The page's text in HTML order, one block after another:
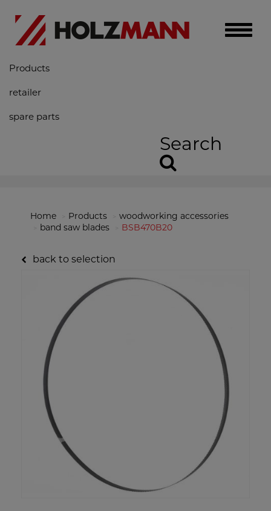
Toggle
Products
retailer
spare parts
Search
Home Products
woodworking accessories
band saw blades
BSB470B20
back to selection